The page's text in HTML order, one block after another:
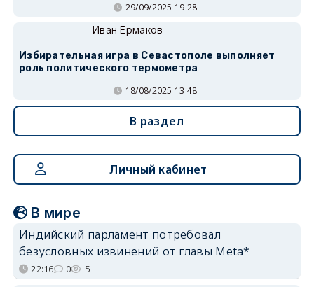
29/09/2025 19:28
Иван Ермаков
Избирательная игра в Севастополе выполняет
роль политического термометра
18/08/2025 13:48
В раздел
Личный кабинет
В мире
Индийский парламент потребовал
безусловных извинений от главы Meta*
22:16 0 5